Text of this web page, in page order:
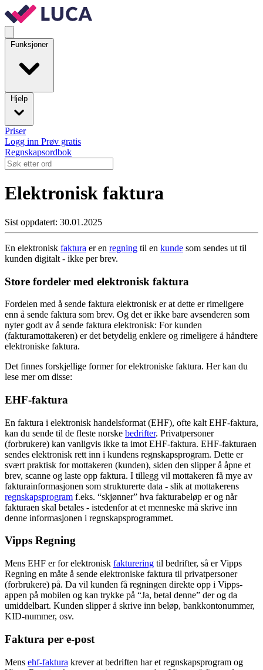
Funksjoner
Hjelp
Priser
Logg inn Prøv gratis
Regnskapsordbok
Elektronisk faktura
Sist oppdatert: 30.01.2025
En elektronisk faktura er en regning til en kunde som sendes ut til
kunden digitalt - ikke per brev.
Store fordeler med elektronisk faktura
Fordelen med å sende faktura elektronisk er at dette er rimeligere
enn å sende faktura som brev. Og det er ikke bare avsenderen som
nyter godt av å sende faktura elektronisk: For kunden
(fakturamottakeren) er det betydelig enklere og rimeligere å håndtere
elektroniske faktura.
Det finnes forskjellige former for elektroniske faktura. Her kan du
lese mer om disse:
EHF-faktura
En faktura i elektronisk handelsformat (EHF), ofte kalt EHF-faktura,
kan du sende til de fleste norske bedrifter. Privatpersoner
(forbrukere) kan vanligvis ikke ta imot EHF-faktura. EHF-fakturaen
sendes elektronisk rett inn i kundens regnskapsprogram. Dette er
svært praktisk for mottakeren (kunden), siden den slipper å åpne et
brev, scanne og laste opp faktura. I tillegg vil mottakeren få mye av
fakturainformasjonen som strukturerte data - slik at mottakerens
regnskapsprogram f.eks. “skjønner” hva fakturabeløp er og når
fakturaen skal betales - istedenfor at et menneske må skrive inn
denne informasjonen i regnskapsprogrammet.
Vipps Regning
Mens EHF er for elektronisk fakturering til bedrifter, så er Vipps
Regning en måte å sende elektroniske faktura til privatpersoner
(forbrukere) på. Da vil kunden få regningen direkte opp i Vipps-
appen på mobilen og kan trykke på “Ja, betal denne” der og da
umiddelbart. Kunden slipper å skrive inn beløp, bankkontonummer,
KID-nummer, osv.
Faktura per e-post
Mens ehf-faktura krever at bedriften har et regnskapsprogram og